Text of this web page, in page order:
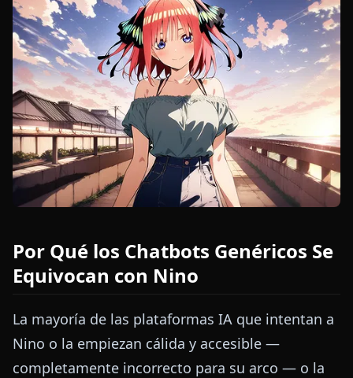
Por Qué los Chatbots Genéricos Se
Equivocan con Nino
La mayoría de las plataformas IA que intentan a
Nino o la empiezan cálida y accesible —
completamente incorrecto para su arco — o la